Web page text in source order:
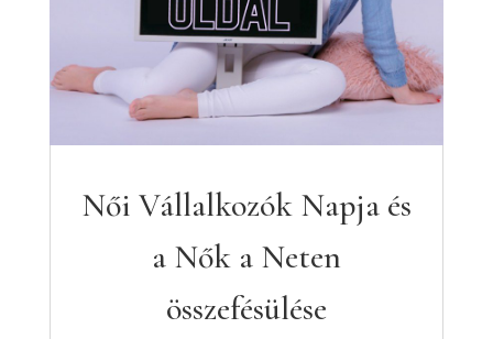
Női Vállalkozók Napja és
a Nők a Neten
összefésülése